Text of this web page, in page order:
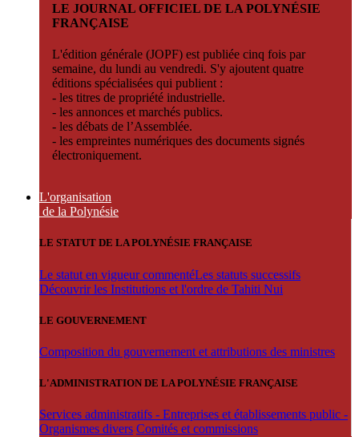
LE JOURNAL OFFICIEL DE LA POLYNÉSIE
FRANÇAISE
L'édition générale (JOPF) est publiée cinq fois par
semaine, du lundi au vendredi. S'y ajoutent quatre
éditions spécialisées qui publient :
- les titres de propriété industrielle.
- les annonces et marchés publics.
- les débats de l’Assemblée.
- les empreintes numériques des documents signés
électroniquement.
L'organisation
de la Polynésie
LE STATUT DE LA POLYNÉSIE FRANÇAISE
Le statut en vigueur commentéLes statuts successifs
Découvrir les Institutions et l'ordre de Tahiti Nui
LE GOUVERNEMENT
Composition du gouvernement et attributions des ministres
L'ADMINISTRATION DE LA POLYNÉSIE FRANÇAISE
Services administratifs - Entreprises et établissements public -
Organismes divers Comités et commissions